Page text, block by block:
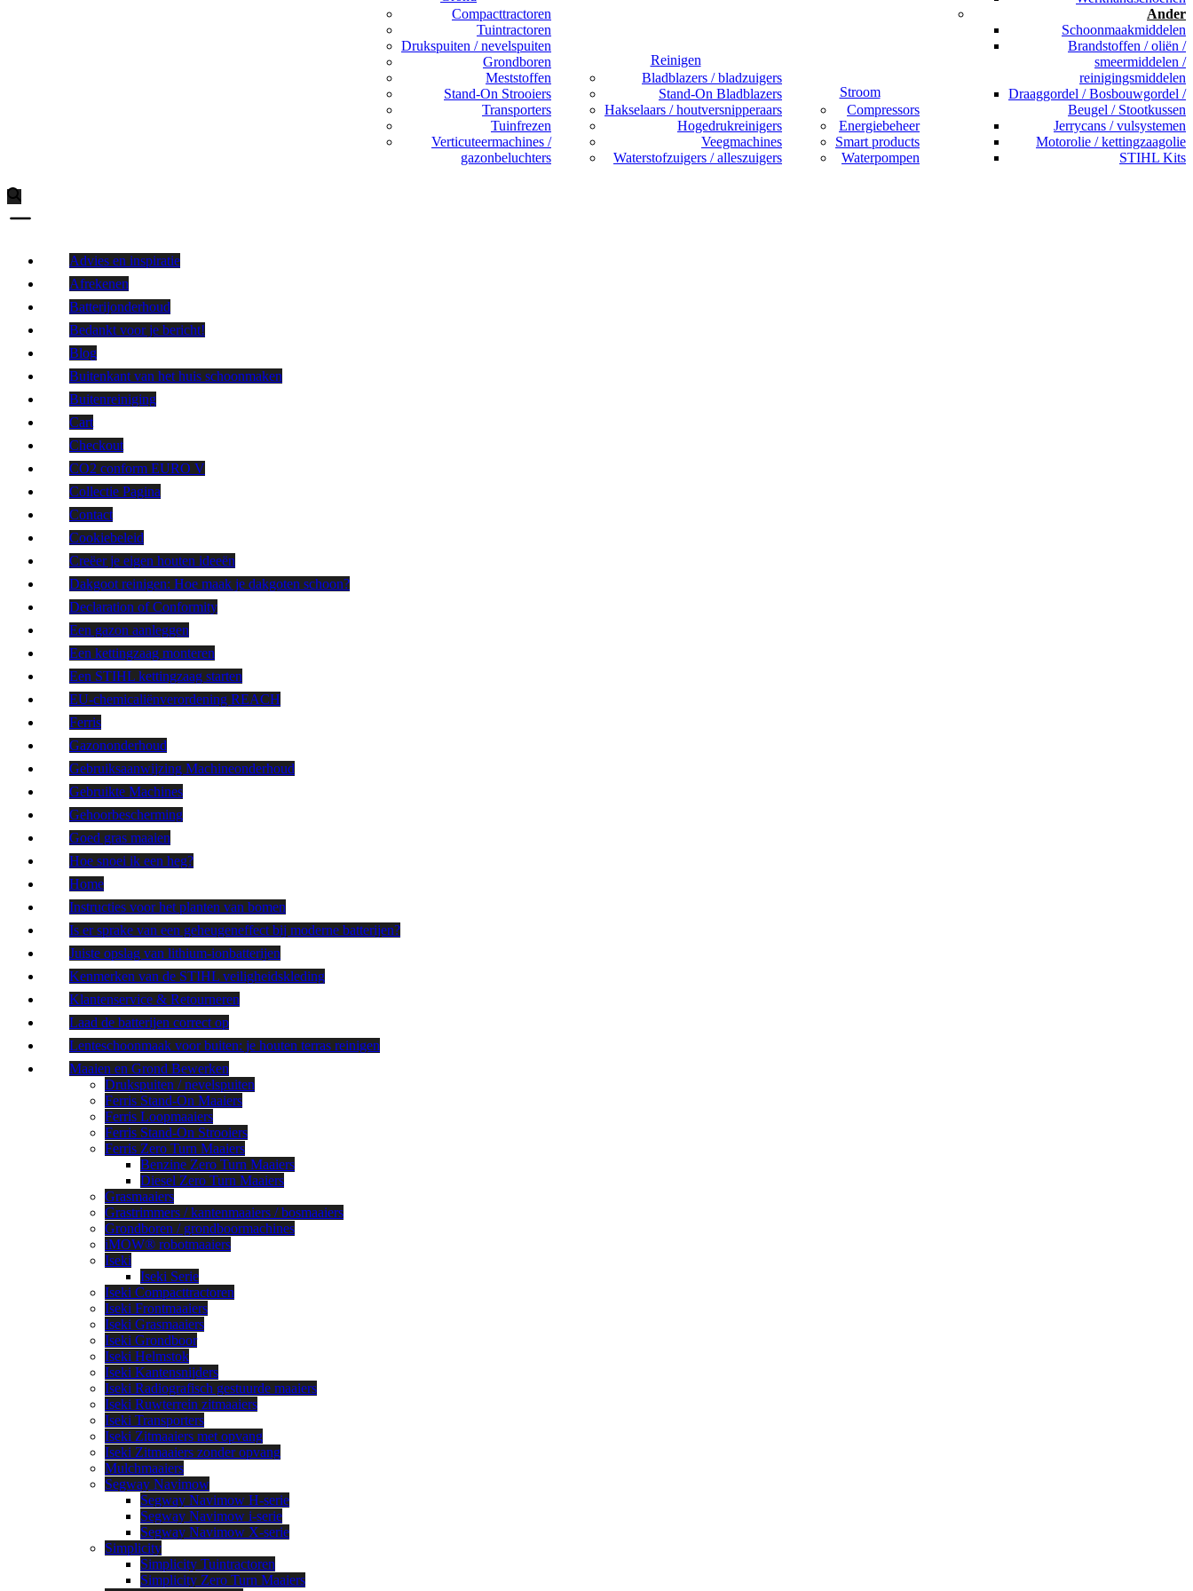
Compacttractoren
Tuintractoren
Drukspuiten / nevelspuiten
Grondboren
Meststoffen
Stand-On Strooiers
Transporters
Tuinfrezen
Verticuteermachines /
gazonbeluchters
Reinigen
Bladblazers / bladzuigers
Stand-On Bladblazers
Hakselaars / houtversnipperaars
Hogedrukreinigers
Veegmachines
Waterstofzuigers / alleszuigers
Stroom
Compressors
Energiebeheer
Smart products
Waterpompen
Ander
Schoonmaakmiddelen
Brandstoffen / oliën /
smeermiddelen /
reinigingsmiddelen
Draaggordel / Bosbouwgordel /
Beugel / Stootkussen
Jerrycans / vulsystemen
Motorolie / kettingzaagolie
STIHL Kits
Advies en inspiratie
Afrekenen
Batterijonderhoud
Bedankt voor je bericht!
Blog
Buitenkant van het huis schoonmaken
Buitenreiniging
Cart
Checkout
CO2 conform EURO V
Collectie Pagina
Contact
Cookiebeleid
Creëer je eigen houten ideeën
Dakgoot reinigen: Hoe maak je dakgoten schoon?
Declaration of Conformity
Een gazon aanleggen
Een kettingzaag monteren
Een STIHL kettingzaag starten
EU-chemicaliënverordening REACH
Ferris
Gazononderhoud
Gebruiksaanwijzing Machineonderhoud
Gebruikte Machines
Gehoorbescherming
Goed gras maaien
Hoe snoei ik een heg?
Home
Instructies voor het planten van bomen
Is er sprake van een geheugeneffect bij moderne batterijen?
Juiste opslag van lithium-ionbatterijen
Kenmerken van de STIHL veiligheidskleding
Klantenservice & Retourneren
Laad de batterijen correct op
Lenteschoonmaak voor buiten: je houten terras reinigen
Maaien en Grond Bewerken
Drukspuiten / nevelspuiten
Ferris Stand-On Maaiers
Ferris Loopmaaiers
Ferris Stand-On Strooiers
Ferris Zero Turn Maaiers
Benzine Zero Turn Maaiers
Diesel Zero Turn Maaiers
Grasmaaiers
Grastrimmers / kantenmaaiers / bosmaaiers
Grondboren / grondboormachines
iMOW® robotmaaiers
Iseki
Iseki Serie
Iseki Compacttractoren
Iseki Frontmaaiers
Iseki Grasmaaiers
Iseki Grondboor
Iseki Helmstok
Iseki Kantensnijders
Iseki Radiografisch gestuurde maaiers
Iseki Ruwterrein zitmaaiers
Iseki Transporters
Iseki Zitmaaiers met opvang
Iseki Zitmaaiers zonder opvang
Mulchmaaiers
Segway Navimow
Segway Navimow H-serie
Segway Navimow i-serie
Segway Navimow X-serie
Simplicity
Simplicity Tuintractoren
Simplicity Zero Turn Maaiers